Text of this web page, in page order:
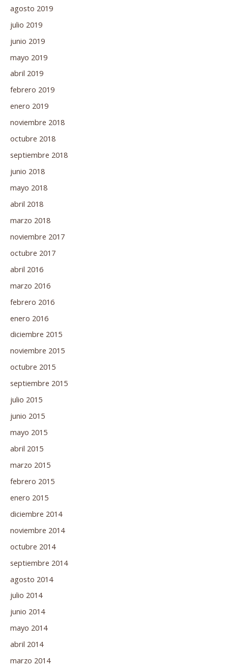
agosto 2019
julio 2019
junio 2019
mayo 2019
abril 2019
febrero 2019
enero 2019
noviembre 2018
octubre 2018
septiembre 2018
junio 2018
mayo 2018
abril 2018
marzo 2018
noviembre 2017
octubre 2017
abril 2016
marzo 2016
febrero 2016
enero 2016
diciembre 2015
noviembre 2015
octubre 2015
septiembre 2015
julio 2015
junio 2015
mayo 2015
abril 2015
marzo 2015
febrero 2015
enero 2015
diciembre 2014
noviembre 2014
octubre 2014
septiembre 2014
agosto 2014
julio 2014
junio 2014
mayo 2014
abril 2014
marzo 2014